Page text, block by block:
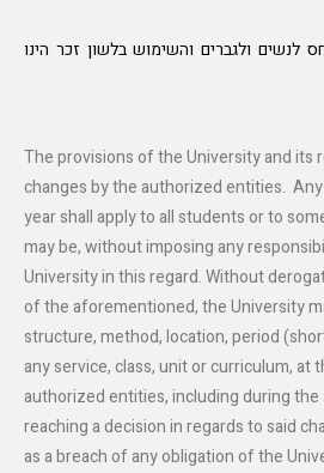
לנשים ולגברים והשימוש בלשון זכר הינו
The provisions of the University and its
changes by the authorized entities.
year shall apply to all students or to
may be, without imposing any
University in this regard. Without
of the aforementioned, the University
structure, method, location, period
any service, class, unit or curriculum, at
authorized entities, including during the
reaching a decision in regards to said
as a breach of any obligation of the